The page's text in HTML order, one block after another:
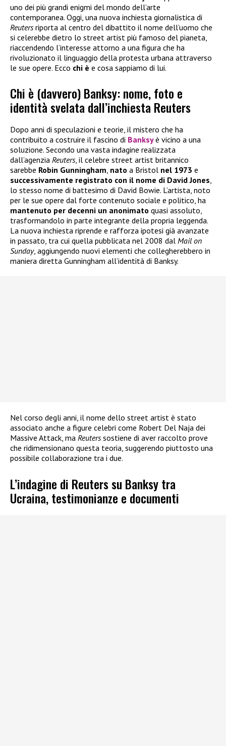
uno dei più grandi enigmi del mondo dell’arte
contemporanea. Oggi, una nuova inchiesta giornalistica di
Reutersriporta al centro del dibattito il nome dell’uomo che
si celerebbe dietro lo street artist più famoso del pianeta,
riaccendendo l’interesse attorno a una figura che ha
rivoluzionato il linguaggio della protesta urbana attraverso
le sue opere. Ecco chi è e cosa sappiamo di lui.
Chi è (davvero) Banksy: nome, foto e
identità svelata dall’inchiesta Reuters
Dopo anni di speculazioni e teorie, il mistero che ha
contribuito a costruire il fascino di Banksyè vicino a una
soluzione. Secondo una vasta indagine realizzata
dall’agenzia Reuters, il celebre street artist britannico
sarebbe Robin Gunningham, nato a Bristol nel 1973 e
successivamente registrato con il nome di David Jones,
lo stesso nome di battesimo di David Bowie. L’artista, noto
per le sue opere dal forte contenuto sociale e politico, ha
mantenuto per decenni un anonimato quasi assoluto,
trasformandolo in parte integrante della propria leggenda.
La nuova inchiesta riprende e rafforza ipotesi già avanzate
in passato, tra cui quella pubblicata nel 2008 dal Mail on
Sunday, aggiungendo nuovi elementi che collegherebbero in
maniera diretta Gunningham all’identità di Banksy.
Nel corso degli anni, il nome dello street artist è stato
associato anche a figure celebri come Robert Del Naja dei
Massive Attack, ma Reuterssostiene di aver raccolto prove
che ridimensionano questa teoria, suggerendo piuttosto una
possibile collaborazione tra i due.
L’indagine di Reuters su Banksy tra
Ucraina, testimonianze e documenti